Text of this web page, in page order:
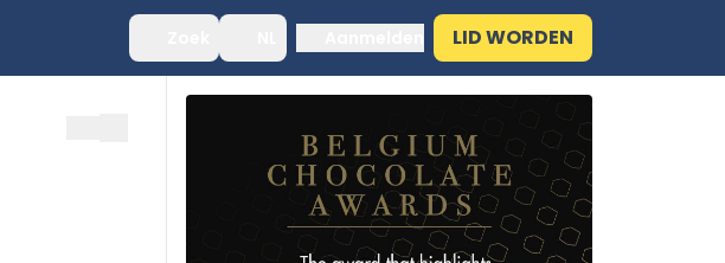
LID WORDEN